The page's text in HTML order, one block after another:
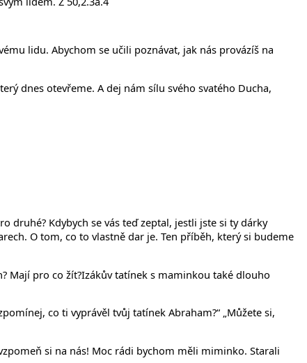
lidu. Abychom se učili poznávat, jak nás provázíš na
dnes otevřeme. A dej nám sílu svého svatého Ducha,
druhé? Kdybych se vás teď zeptal, jestli jste si ty dárky
O tom, co to vlastně dar je. Ten příběh, který si budeme
Mají pro co žít?Izákův tatínek s maminkou také dlouho
co ti vyprávěl tvůj tatínek Abraham?“ „Můžete si,
si na nás! Moc rádi bychom měli miminko. Starali